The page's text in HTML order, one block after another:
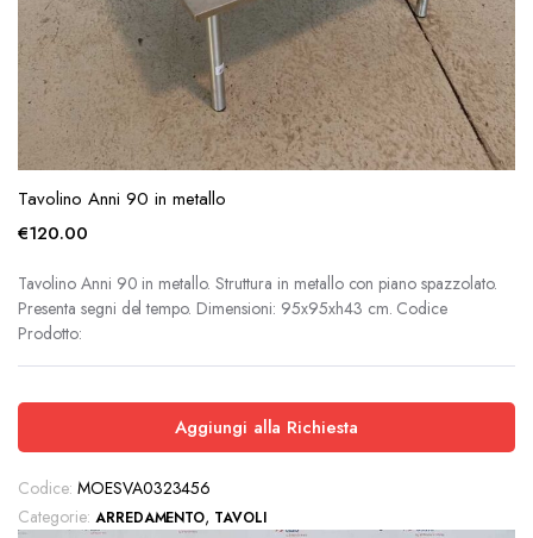
Tavolino Anni 90 in metallo
€120.00
Tavolino Anni 90 in metallo. Struttura in metallo con piano spazzolato.
Presenta segni del tempo. Dimensioni: 95x95xh43 cm. Codice
Prodotto:
Aggiungi alla Richiesta
Codice: MOESVA0323456
Categorie: ARREDAMENTO, TAVOLI